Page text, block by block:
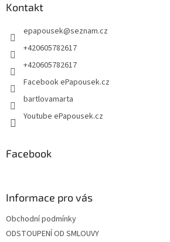
Kontakt
epapousek@seznam.cz
+420605782617
+420605782617
Facebook ePapousek.cz
bartlovamarta
Youtube ePapousek.cz
Facebook
Informace pro vás
Obchodní podmínky
ODSTOUPENÍ OD SMLOUVY